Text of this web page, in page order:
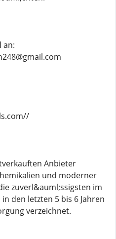
an:
Anbieter
und moderner
zuverl&auml;ssigsten im
den letzten 5 bis 6 Jahren
verzeichnet.